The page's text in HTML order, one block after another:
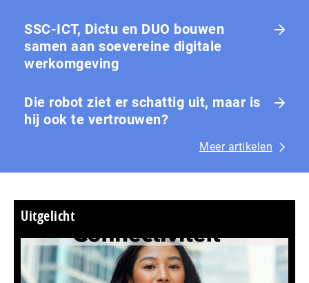
SSC-ICT, Dictu en DUO bouwen
samen aan soevereine digitale
werkomgeving
Die robot ziet er schattig uit, maar is
hij ook te vertrouwen?
Meer artikelen
Uitgelicht